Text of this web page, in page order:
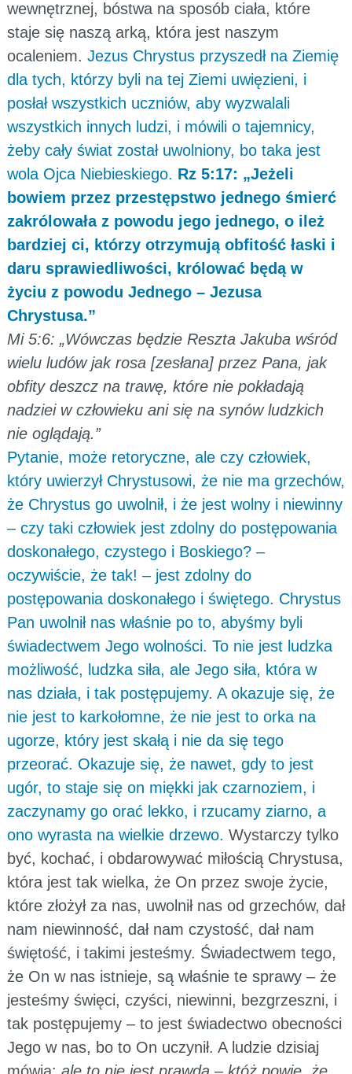
wewnętrznej, bóstwa na sposób ciała, które
staje się naszą arką, która jest naszym
ocaleniem. Jezus Chrystus przyszedł na Ziemię
dla tych, którzy byli na tej Ziemi uwięzieni, i
posłał wszystkich uczniów, aby wyzwalali
wszystkich innych ludzi, i mówili o tajemnicy,
żeby cały świat został uwolniony, bo taka jest
wola Ojca Niebieskiego. Rz 5:17: „Jeżeli
bowiem przez przestępstwo jednego śmierć
zakrólowała z powodu jego jednego, o ileż
bardziej ci, którzy otrzymują obfitość łaski i
daru sprawiedliwości, królować będą w
życiu z powodu Jednego – Jezusa
Chrystusa.”
Mi 5:6: „Wówczas będzie Reszta Jakuba wśród
wielu ludów jak rosa [zesłana] przez Pana, jak
obfity deszcz na trawę, które nie pokładają
nadziei w człowieku ani się na synów ludzkich
nie oglądają.”
Pytanie, może retoryczne, ale czy człowiek,
który uwierzył Chrystusowi, że nie ma grzechów,
że Chrystus go uwolnił, i że jest wolny i niewinny
– czy taki człowiek jest zdolny do postępowania
doskonałego, czystego i Boskiego? –
oczywiście, że tak! – jest zdolny do
postępowania doskonałego i świętego. Chrystus
Pan uwolnił nas właśnie po to, abyśmy byli
świadectwem Jego wolności. To nie jest ludzka
możliwość, ludzka siła, ale Jego siła, która w
nas działa, i tak postępujemy. A okazuje się, że
nie jest to karkołomne, że nie jest to orka na
ugorze, który jest skałą i nie da się tego
przeorać. Okazuje się, że nawet, gdy to jest
ugór, to staje się on miękki jak czarnoziem, i
zaczynamy go orać lekko, i rzucamy ziarno, a
ono wyrasta na wielkie drzewo. Wystarczy tylko
być, kochać, i obdarowywać miłością Chrystusa,
która jest tak wielka, że On przez swoje życie,
które złożył za nas, uwolnił nas od grzechów, dał
nam niewinność, dał nam czystość, dał nam
świętość, i takimi jesteśmy. Świadectwem tego,
że On w nas istnieje, są właśnie te sprawy – że
jesteśmy święci, czyści, niewinni, bezgrzeszni, i
tak postępujemy – to jest świadectwo obecności
Jego w nas, bo to On uczynił. A ludzie dzisiaj